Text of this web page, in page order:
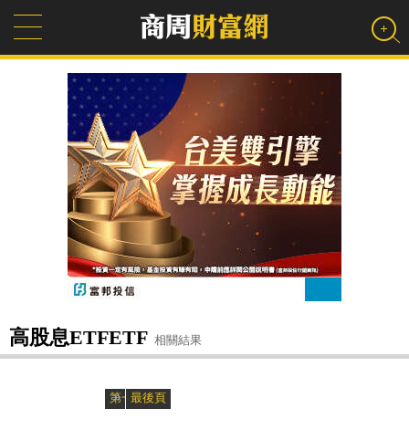
高股息ETFETF 相關結果
第一頁 «
» 最後頁